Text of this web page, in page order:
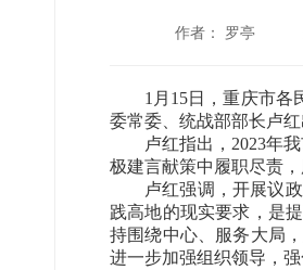
作者： 罗亭
1月15日，重庆市各
委常委、统战部部长卢红
卢红指出，2023年
极建言献策中履职尽责
卢红强调，开展议
践高地的现实要求，是
持围绕中心、服务大局
进一步加强组织领导，